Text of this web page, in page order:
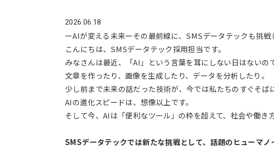
2026.06.18
ーAIが変える未来ーその最前線に、SMSデータテックも挑戦
こんにちは、SMSデータテック採用担当です。
みなさんは最近、「AI」という言葉を耳にしない日はないの
文章を作ったり、画像を生成したり、データを分析したり。
少し前まで未来の話だった技術が、今では私たちのすぐそば
AIの進化スピードは、想像以上です。
そして今、AIは「便利なツール」の枠を超えて、社会や働き
SMSデータテックでは新たな挑戦として、話題のヒューマ